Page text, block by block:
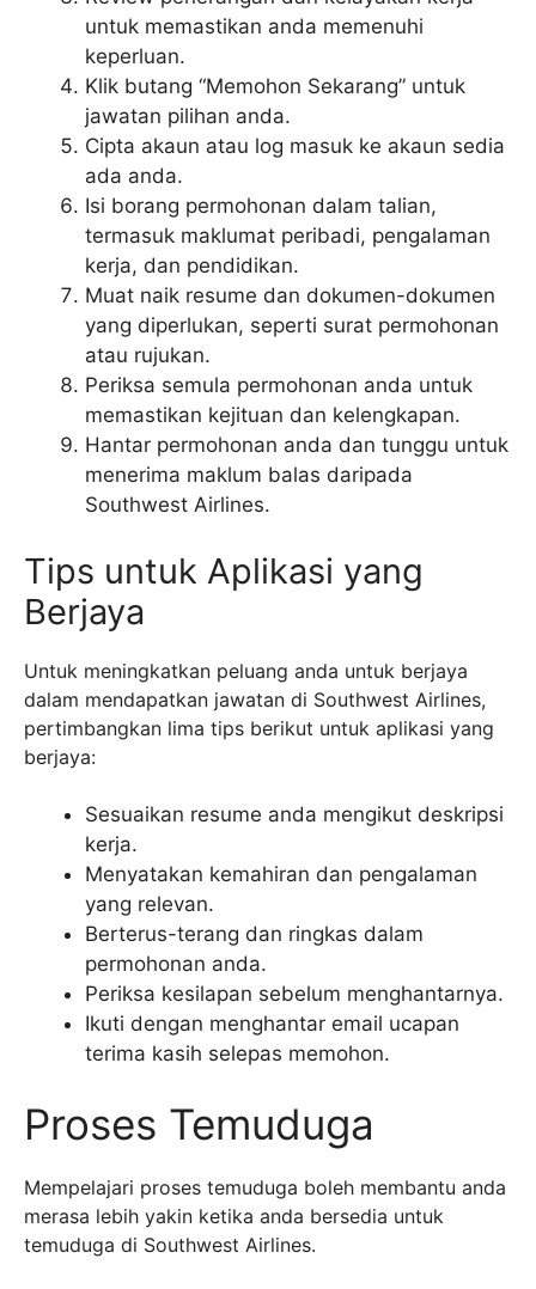
untuk memastikan anda memenuhi
keperluan.
Klik butang “Memohon Sekarang” untuk
jawatan pilihan anda.
Cipta akaun atau log masuk ke akaun sedia
ada anda.
Isi borang permohonan dalam talian,
termasuk maklumat peribadi, pengalaman
kerja, dan pendidikan.
Muat naik resume dan dokumen-dokumen
yang diperlukan, seperti surat permohonan
atau rujukan.
Periksa semula permohonan anda untuk
memastikan kejituan dan kelengkapan.
Hantar permohonan anda dan tunggu untuk
menerima maklum balas daripada
Southwest Airlines.
Tips untuk Aplikasi yang
Berjaya
Untuk meningkatkan peluang anda untuk berjaya
dalam mendapatkan jawatan di Southwest Airlines,
pertimbangkan lima tips berikut untuk aplikasi yang
berjaya:
Sesuaikan resume anda mengikut deskripsi
kerja.
Menyatakan kemahiran dan pengalaman
yang relevan.
Berterus-terang dan ringkas dalam
permohonan anda.
Periksa kesilapan sebelum menghantarnya.
Ikuti dengan menghantar email ucapan
terima kasih selepas memohon.
Proses Temuduga
Mempelajari proses temuduga boleh membantu anda
merasa lebih yakin ketika anda bersedia untuk
temuduga di Southwest Airlines.